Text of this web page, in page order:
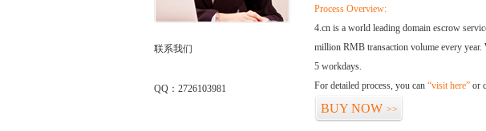
联系我们
QQ：2726103981
Process Overview:
4.cn is a world leading domain escrow
million RMB transaction volume every year.
5 workdays.
For detailed process, you can “visit here” or
BUY NOW >>